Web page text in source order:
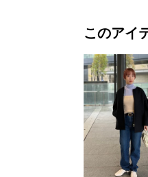
このアイ